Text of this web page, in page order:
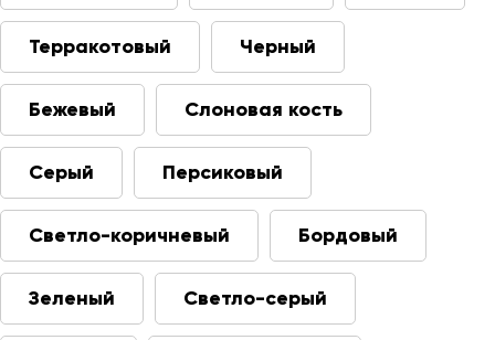
Терракотовый Черный
Бежевый Слоновая кость
Серый Персиковый
Светло-коричневый Бордовый
Зеленый Светло-серый